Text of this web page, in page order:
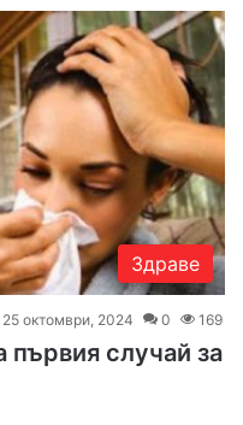
Здраве
октомври, 2024 0 169
първия случай за